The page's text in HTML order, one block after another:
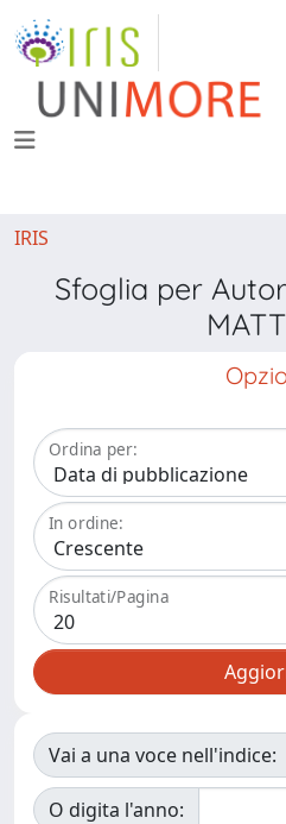
IRIS
Sfoglia per
Ordina per:
In ordine:
Risultati/Pagina
Vai a una voce nell'indice:
O digita l'anno: